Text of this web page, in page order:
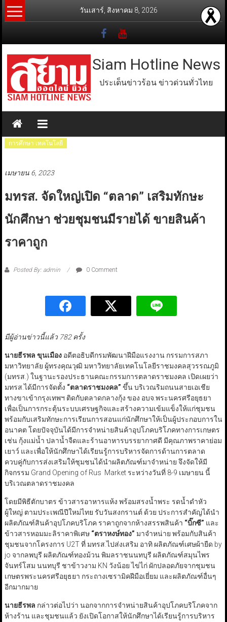
Skip
to
วันเสาร์, สิงหาคม 8, 2026
Siam Hotline News
ประเด็นข่าวร้อน ข่าวด่วนทั่วไทย
การศึกษา เทคโนโลยี
เมษายน 6, 2023
มทรส. จัดใหญ่เปิด “ตลาด” เสริมทักษะ
นักศึกษา ช่วยชุมชนมีรายได้ ขายสินค้า
ราคาถูก
Posted By: admin 0 Comment
มีผู้อ่านข่าวนี้แล้ว 782 ครั้ง
นายธีรพล ขุนเมืองอดีตอธิบดีกรมพัฒนาฝีมือแรงงาน กรรมการสภา
มหาวิทยาลัย ผู้ทรงคุณวุฒิ มหาวิทยาลัยเทคโนโลยีราชมงคลสุวรรณภูมิ
(มทรส.) ในฐานะรองประธานคณะกรรมการตลาดราชมงคล เปิดเผยว่า
มทรส.ได้มีการจัดตั้ง “ตลาดราชมงคล” ขึ้น บริเวณริมถนนสายเอเชีย
ทางขาเข้ากรุงเทพฯ ติดกับตลาดกลางกุ้ง ของ อบจ.พระนครศรีอยุธยา
เพื่อเป็นการกระตุ้นระบบเศรษฐกิจและสร้างความเข้มแข็งให้แก่ชุมชน
พร้อมกับเสริมทักษะการเรียนการสอนแก่นักศึกษาให้เป็นผู้ประกอบการใน
อนาคต โดยปัจจุบันได้มีการจำหน่ายสินค้าอุปโภคบริโภคทางการเกษตร
เช่น กุ้งแม่น้ำ ปลาน้ำจืดและร้านอาหารบรรยากาศดี มีคุณภาพราคาย่อม
เยาว์ และเพื่อให้นักศึกษาได้เรียนรู้การบริหารจัดการด้านการตลาด
ควบคู่กับการส่งเสริมให้ชุมชนได้นำผลิตภัณฑ์มาจำหน่าย จึงจัดให้มี
กิจกรรม Grand Opening of Rus Market ระหว่างวันที่ 8-9 เมษายน นี้
บริเวณตลาดราชมงคล
โดยมีพิธีตักบาตร ข้าวสารอาหารแห้ง พร้อมสรงน้ำพระ รดน้ำดำหัว
ผู้ใหญ่ ตามประเพณีปีใหม่ไทย รับวันสงกรานต์ ด้วย ประการสำคัญได้นำ
ผลิตภัณฑ์สินค้าอุปโภคบริโภค ราคาถูกจากห้างสรรพสินค้า “บิ๊กซี” และ
ข้าวสารหอมมะลิราคาพิเศษ “ตราหงษ์ทอง” มาจำหน่าย พร้อมกับสินค้า
ชุมชนจากโครงการ U2T ที่ มทรส.ไปส่งเสริม อาทิ ผลิตภัณฑ์เศษผ้ายืด by
jo จากลพบุรี ผลิตภัณฑ์ทองม้วน พิมลราชนนทบุรี ผลิตภัณฑ์สมุนไพร
จันทร์โสม นนทบุรี ชาข้าวงาม KN วังน้อย ไข่ไก่ ผักปลอดภัยจากชุมชน
เกษตรพระนครศรีอยุธยา กระถางเซรามิคฝีมือเยี่ยม และผลิตภัณฑ์อื่นๆ
อีกมากมาย
นายธีรพล กล่าวต่อไปว่า นอกจากการจำหน่ายสินค้าอุปโภคบริโภคจาก
ห้างร้าน และชุมชนแล้ว ยังเปิดโอกาสให้นักศึกษาได้เรียนรู้การบริหาร